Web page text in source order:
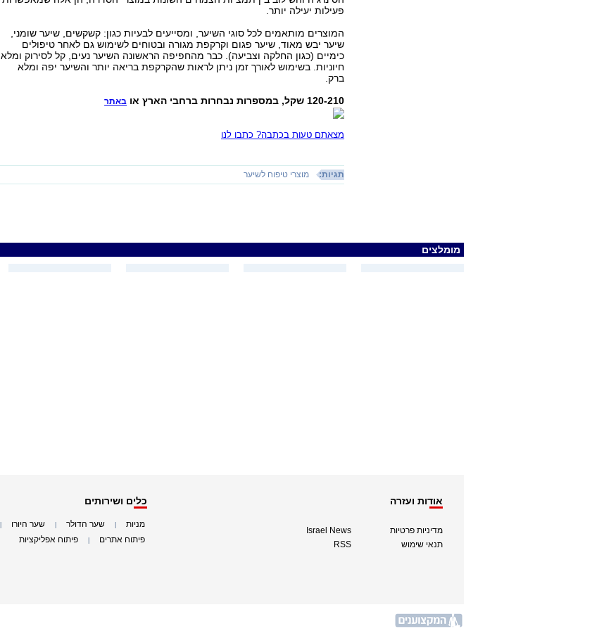
פעילות יעילה יותר.
המוצרים מותאמים לכל סוגי השיער, ומסייעים לבעיות כגון: קשקשים, שיער שומני,
שיער יבש מאוד, שיער פגום וקרקפת מגורה ובטוחים לשימוש גם לאחר טיפולים
כימיים (כגון החלקה וצביעה). כבר מהחפיפה הראשונה השיער נעים, קל לסירוק ומלא
חיוניות. בשימוש לאורך זמן ניתן לראות שהקרקפת בריאה יותר והשיער יפה ומלא
ברק.
120-210 שקל, במספרות נבחרות ברחבי הארץ או
באתר
מצאתם טעות בכתבה? כתבו לנו
תגיות: מוצרי טיפוח לשיער
מומלצים
אודות ועזרה
מדיניות פרטיות
תנאי שימוש
Israel News
RSS
כלים ושירותים
מניות שער הדולר שער היורו
פיתוח אתרים פיתוח אפליקציות